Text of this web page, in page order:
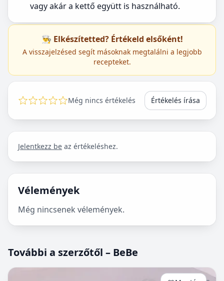
vagy akár a kettő együtt is használható.
👨‍🍳 Elkészítetted? Értékeld elsőként!
A visszajelzésed segít másoknak megtalálni a legjobb
recepteket.
Még nincs értékelés Értékelés írása
Jelentkezz be az értékeléshez.
Vélemények
Még nincsenek vélemények.
További a szerzőtől – BeBe